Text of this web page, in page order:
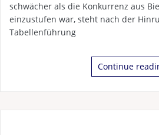
schwächer als die Konkurrenz aus
einzustufen war, steht nach der
Tabellenführung
Continue